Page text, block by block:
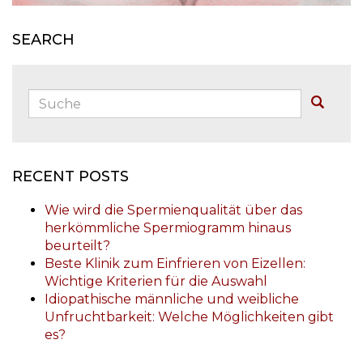
SEARCH
Suche:
RECENT POSTS
Wie wird die Spermienqualität über das
herkömmliche Spermiogramm hinaus
beurteilt?
Beste Klinik zum Einfrieren von Eizellen:
Wichtige Kriterien für die Auswahl
Idiopathische männliche und weibliche
Unfruchtbarkeit: Welche Möglichkeiten gibt
es?